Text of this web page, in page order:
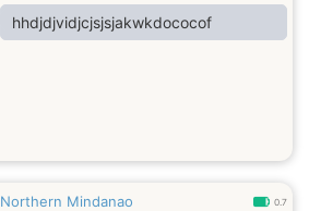
hhdjdjvidjcjsjsjakwkdococof
Northern Mindanao 0.7